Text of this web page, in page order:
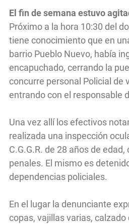
El fin de semana estuvo
Próximo a la hora 10:30 del
tiene conocimiento que en
barrio Pueblo Nuevo, había
encapuchado, cerrando la
concurre personal Policial de
entrando con el responsable
Una vez allí los efectivos
realizada una inspección
C.G.G.R. de 28 años de
penales. El mismo es
dependencias policiales.
En el lugar la denunciante
copas, vajillas varias, calzado